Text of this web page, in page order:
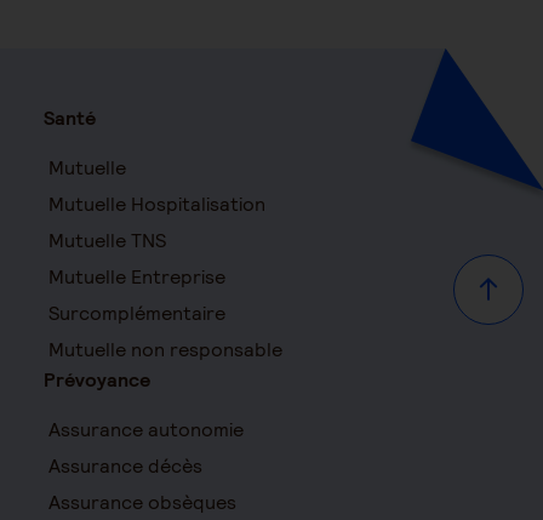
Haut
Santé
Mutuelle
Mutuelle Hospitalisation
Mutuelle TNS
Mutuelle Entreprise
Surcomplémentaire
Mutuelle non responsable
Prévoyance
Assurance autonomie
Assurance décès
Assurance obsèques